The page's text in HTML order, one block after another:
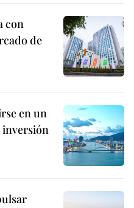
con
de
en un
inversión